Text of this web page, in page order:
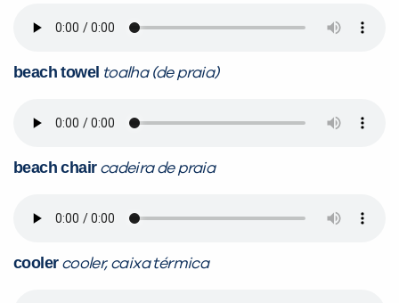
beach towel toalha (de praia)
beach chair cadeira de praia
cooler cooler, caixa térmica